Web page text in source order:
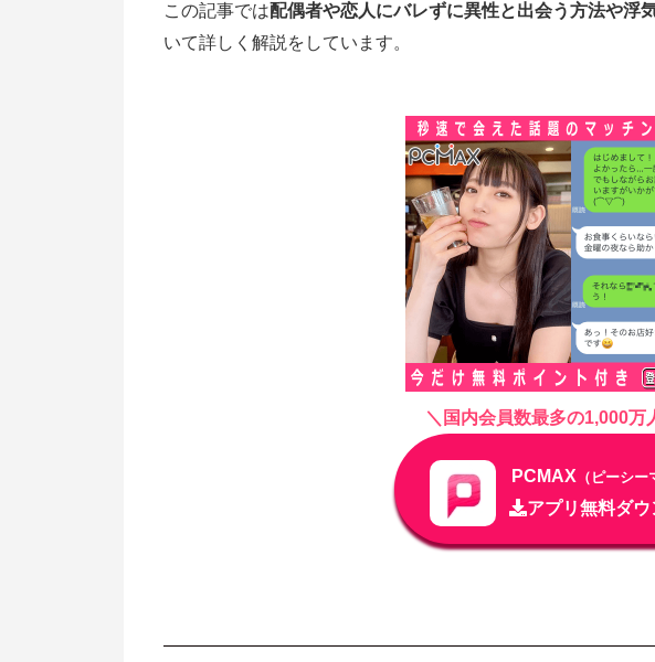
この記事では配偶者や恋人にバレずに異性と出会う方法や浮
いて詳しく解説をしています。
＼国内会員数最多の1,000万
PCMAX（ピーシー
アプリ無料ダウ